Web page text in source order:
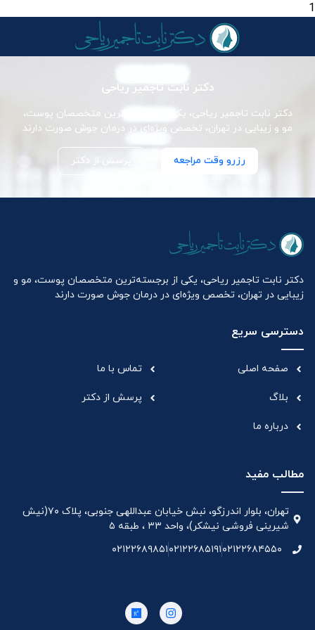
1
دکتر نابت تاجمیر ریاحی
دکتر نابت تاجمیر ریاحی، یکی از برجسته‌ترین متخصصان پوست،
مو و زیبایی در تهران، تخصص ویژه‌ای در درمان جوش صورت دارند
رزرو وقت مراجعه پرسش از دکتر
دکتر نابت تاجمیر ریاحی، یکی از برجسته‌ترین متخصصان پوست، مو و
زیبایی در تهران، تخصص ویژه‌ای در درمان جوش صورت دارند
دسترسی سریع
صفحه اصلی
بلاگ
درباره ما
تماس با ما
پرسش از دکتر
مطالب مفید
تهران، بلوار اندرزگو، نبش خیابان عبداللهی جنوبی، پلاک ۷۰(نیش
شیرینی فروشی نیشکر)، واحد ۳۳ ، طبقه ۵
۰۲۱۲۲۶۸۴۵۵۰۰۲۱۲۲۶۸۵۱۹۱۰۲۱۲۲۶۸۹۸۵۱